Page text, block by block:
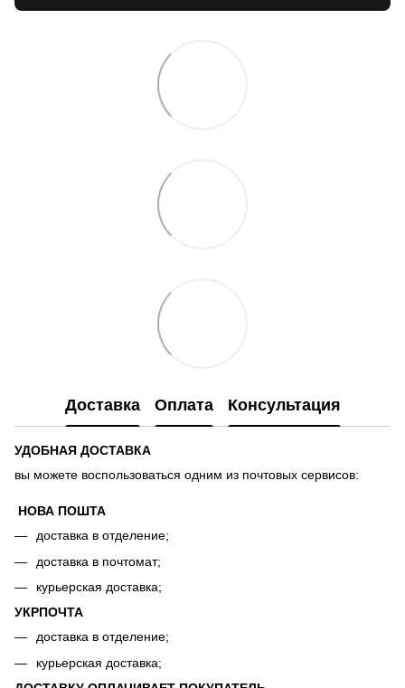
Доставка Оплата Консультация
УДОБНАЯ ДОСТАВКА
вы можете воспользоваться одним из почтовых сервисов:
НОВА ПОШТА
доставка в отделение;
доставка в почтомат;
курьерская доставка;
УКРПОЧТА
доставка в отделение;
курьерская доставка;